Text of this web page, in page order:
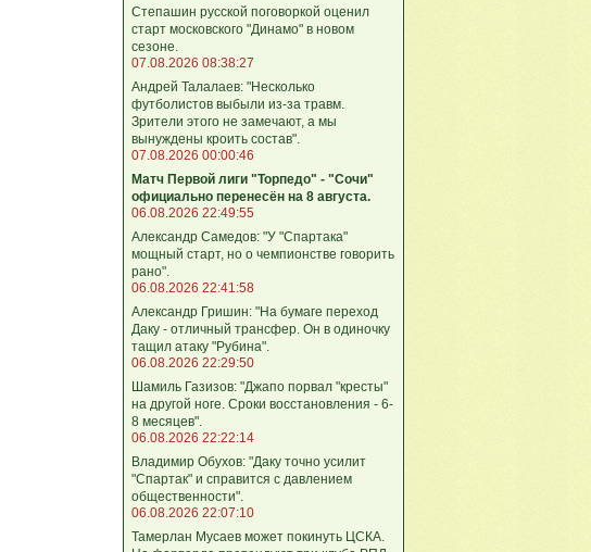
Степашин русской поговоркой оценил
старт московского "Динамо" в новом
сезоне.
07.08.2026 08:38:27
Андрей Талалаев: "Несколько
футболистов выбыли из-за травм.
Зрители этого не замечают, а мы
вынуждены кроить состав".
07.08.2026 00:00:46
Матч Первой лиги "Торпедо" - "Сочи"
официально перенесён на 8 августа.
06.08.2026 22:49:55
Александр Самедов: "У "Спартака"
мощный старт, но о чемпионстве говорить
рано".
06.08.2026 22:41:58
Александр Гришин: "На бумаге переход
Даку - отличный трансфер. Он в одиночку
тащил атаку "Рубина".
06.08.2026 22:29:50
Шамиль Газизов: "Джапо порвал "кресты"
на другой ноге. Сроки восстановления - 6-
8 месяцев".
06.08.2026 22:22:14
Владимир Обухов: "Даку точно усилит
"Спартак" и справится с давлением
общественности".
06.08.2026 22:07:10
Тамерлан Мусаев может покинуть ЦСКА.